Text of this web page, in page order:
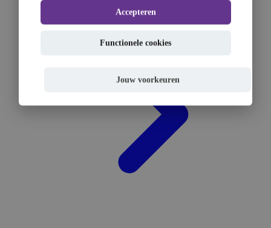
Accepteren
Functionele cookies
Jouw voorkeuren